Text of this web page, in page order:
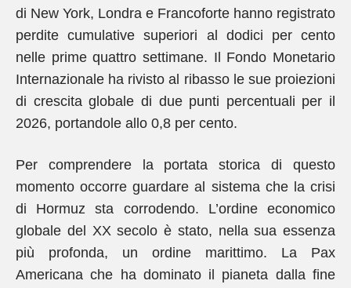
di New York, Londra e Francoforte hanno registrato
perdite cumulative superiori al dodici per cento
nelle prime quattro settimane. Il Fondo Monetario
Internazionale ha rivisto al ribasso le sue proiezioni
di crescita globale di due punti percentuali per il
2026, portandole allo 0,8 per cento.
Per comprendere la portata storica di questo
momento occorre guardare al sistema che la crisi
di Hormuz sta corrodendo. L’ordine economico
globale del XX secolo è stato, nella sua essenza
più profonda, un ordine marittimo. La Pax
Americana che ha dominato il pianeta dalla fine